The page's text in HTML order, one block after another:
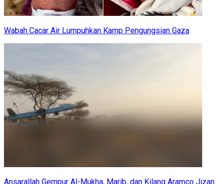
Wabah Cacar Air Lumpuhkan Kamp Pengungsian Gaza
Ansarallah Gempur Al-Mukha, Marib, dan Kilang Aramco Jizan